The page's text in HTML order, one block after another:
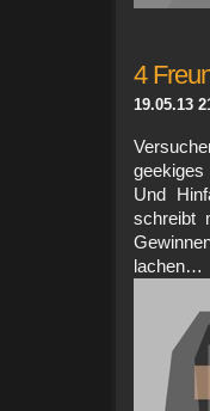
4
19.05.13
Und
schreibt